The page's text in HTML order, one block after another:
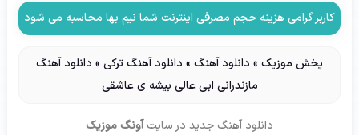
کاربر گرامی هزینه حجم مصرفی اینترنت شما نیم بها محاسبه می شود
پخش موزیک » دانلود آهنگ » دانلود آهنگ ترکی » دانلود آهنگ
مازندرانی ابی عالی بیشه ی عاشقی
دانلود آهنگ جدید در سایت آونگ موزیک